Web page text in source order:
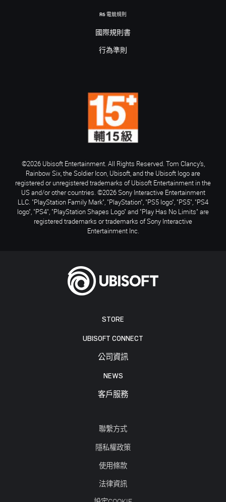
STORE
UBISOFT CONNECT
公司資訊
NEWS
客戶服務
聯繫方式
隱私權政策
使用條款
法律資訊
R6 電競規則
國際規則書
行為準則
©2026 Ubisoft Entertainment. All Rights Reserved. Tom Clancy’s,
Rainbow Six, the Soldier Icon, Ubisoft, and the Ubisoft logo are
registered or unregistered trademarks of Ubisoft Entertainment in the
US and/or other countries. ©2026 Sony Interactive Entertainment
LLC. "PlayStation Family Mark", "PlayStation", "PS5 logo", "PS5", "PS4
logo", "PS4", "PlayStation Shapes Logo" and "Play Has No Limits" are
registered trademarks or trademarks of Sony Interactive
Entertainment Inc.